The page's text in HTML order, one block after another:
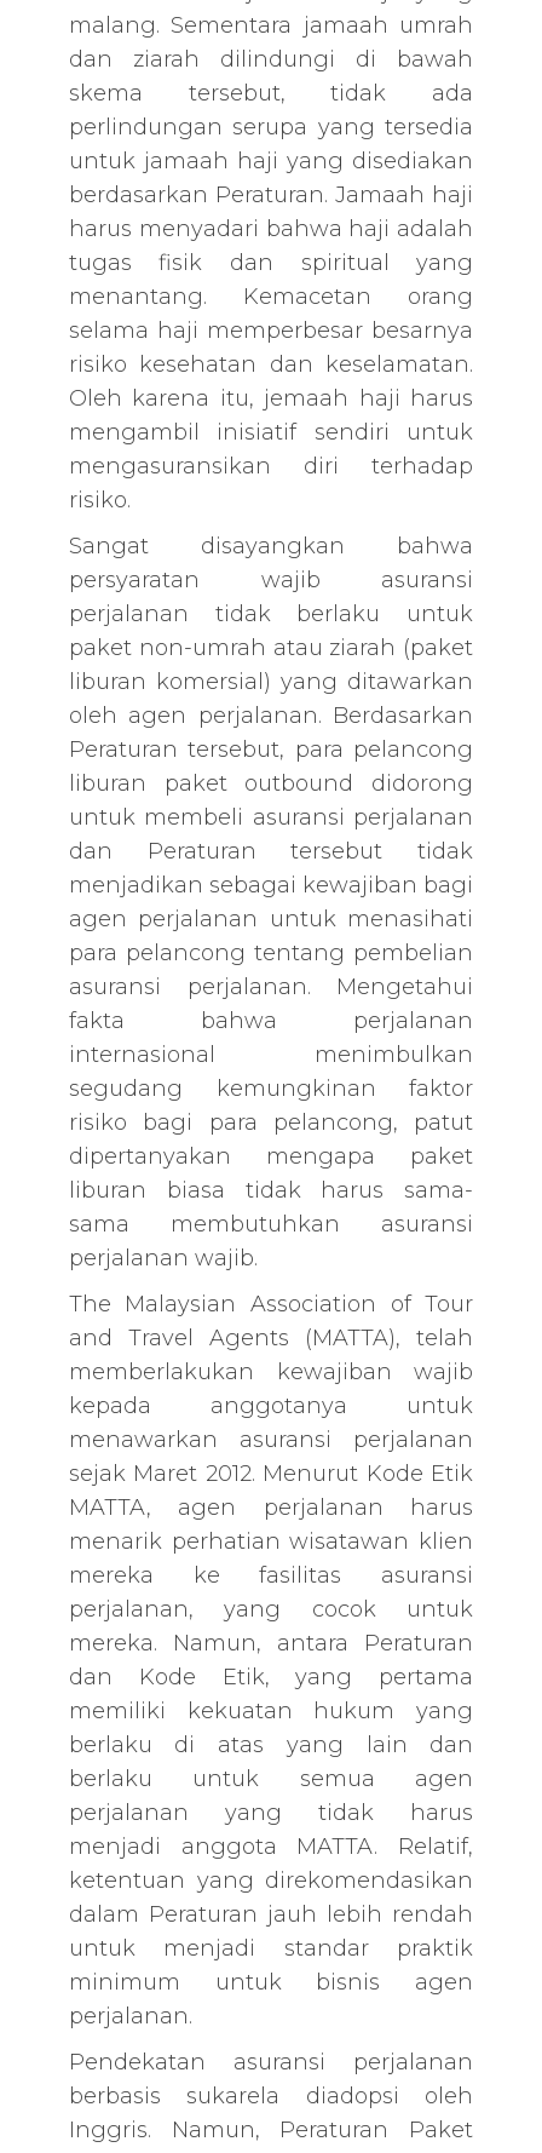
malang. Sementara jamaah umrah
dan ziarah dilindungi di bawah
skema tersebut, tidak ada
perlindungan serupa yang tersedia
untuk jamaah haji yang disediakan
berdasarkan Peraturan. Jamaah haji
harus menyadari bahwa haji adalah
tugas fisik dan spiritual yang
menantang. Kemacetan orang
selama haji memperbesar besarnya
risiko kesehatan dan keselamatan.
Oleh karena itu, jemaah haji harus
mengambil inisiatif sendiri untuk
mengasuransikan diri terhadap
risiko.
Sangat disayangkan bahwa
persyaratan wajib asuransi
perjalanan tidak berlaku untuk
paket non-umrah atau ziarah (paket
liburan komersial) yang ditawarkan
oleh agen perjalanan. Berdasarkan
Peraturan tersebut, para pelancong
liburan paket outbound didorong
untuk membeli asuransi perjalanan
dan Peraturan tersebut tidak
menjadikan sebagai kewajiban bagi
agen perjalanan untuk menasihati
para pelancong tentang pembelian
asuransi perjalanan. Mengetahui
fakta bahwa perjalanan
internasional menimbulkan
segudang kemungkinan faktor
risiko bagi para pelancong, patut
dipertanyakan mengapa paket
liburan biasa tidak harus sama-
sama membutuhkan asuransi
perjalanan wajib.
The Malaysian Association of Tour
and Travel Agents (MATTA), telah
memberlakukan kewajiban wajib
kepada anggotanya untuk
menawarkan asuransi perjalanan
sejak Maret 2012. Menurut Kode Etik
MATTA, agen perjalanan harus
menarik perhatian wisatawan klien
mereka ke fasilitas asuransi
perjalanan, yang cocok untuk
mereka. Namun, antara Peraturan
dan Kode Etik, yang pertama
memiliki kekuatan hukum yang
berlaku di atas yang lain dan
berlaku untuk semua agen
perjalanan yang tidak harus
menjadi anggota MATTA. Relatif,
ketentuan yang direkomendasikan
dalam Peraturan jauh lebih rendah
untuk menjadi standar praktik
minimum untuk bisnis agen
perjalanan.
Pendekatan asuransi perjalanan
berbasis sukarela diadopsi oleh
Inggris. Namun, Peraturan Paket